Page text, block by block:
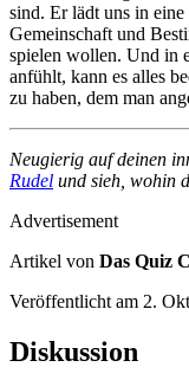
sind. Er lädt uns in
Gemeinschaft und
spielen wollen. Und in
anfühlt, kann es alles
zu haben, dem man
Neugierig auf deinen
Rudel und sieh, wohin
Advertisement
Artikel von Das Quiz
Veröffentlicht am 2.
Diskussion